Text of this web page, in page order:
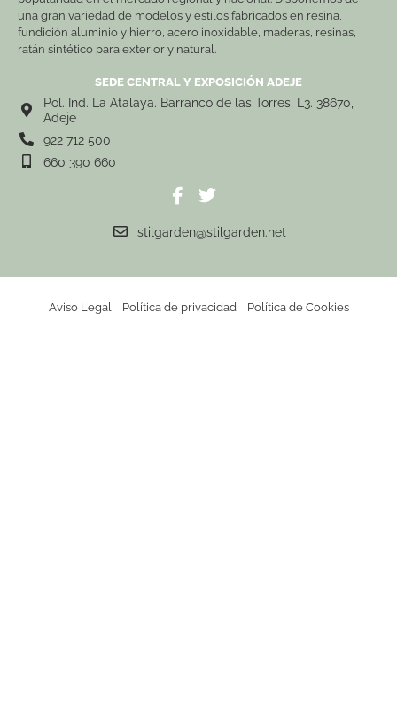
una gran variedad de modelos y estilos fabricados en resina,
fundición aluminio y hierro, acero inoxidable, maderas, resinas,
ratán sintético para exterior y natural.
SEDE CENTRAL Y EXPOSICIÓN ADEJE
Pol. Ind. La Atalaya. Barranco de las Torres, L3. 38670,
Adeje
922 712 500
660 390 660
stilgarden@stilgarden.net
Aviso Legal Política de privacidad Política de Cookies